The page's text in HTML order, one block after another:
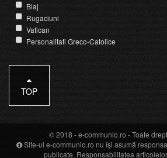
Blaj
Rugaciuni
Vatican
Personalitati Greco-Catolice
TOP
© 2018 -e-communio.ro - Toate
Site-ul e-communio.ro nu își asumă
publicate. Responsabilitatea